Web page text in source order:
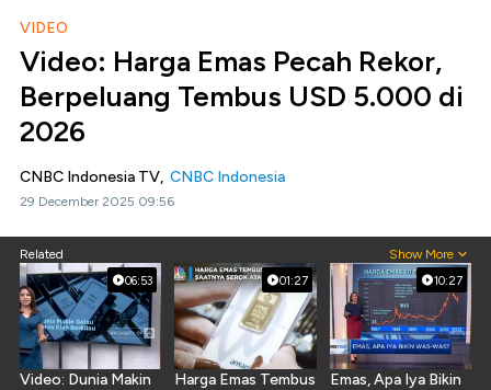
VIDEO
Video: Harga Emas Pecah Rekor,
Berpeluang Tembus USD 5.000 di
2026
CNBC Indonesia TV, CNBC Indonesia
29 December 2025 09:56
Related Show More
06:53
Video: Dunia Makin
01:27
Harga Emas Tembus
10:27
Emas, Apa Iya Bikin